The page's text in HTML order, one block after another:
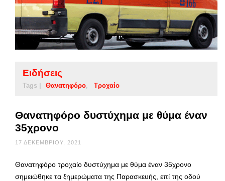
Ειδήσεις
Tags | Θανατηφόρο Τροχαίο
Θανατηφόρο δυστύχημα με θύμα έναν
35χρονο
17 ΔΕΚΕΜΒΡΊΟΥ, 2021
Θανατηφόρο τροχαίο δυστύχημα με θύμα έναν 35χρονο
σημειώθηκε τα ξημερώματα της Παρασκευής, επί της οδού